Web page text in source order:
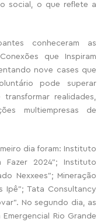
social, o que reflete a
conheceram as
que Inspiram
nove cases que
pode superar
realidades,
multiempresas de
dia foram: Instituto
Fazer 2024”; Instituto
Nexxees”; Mineração
Ipê”; Tata Consultancy
No segundo dia, as
Rio Grande